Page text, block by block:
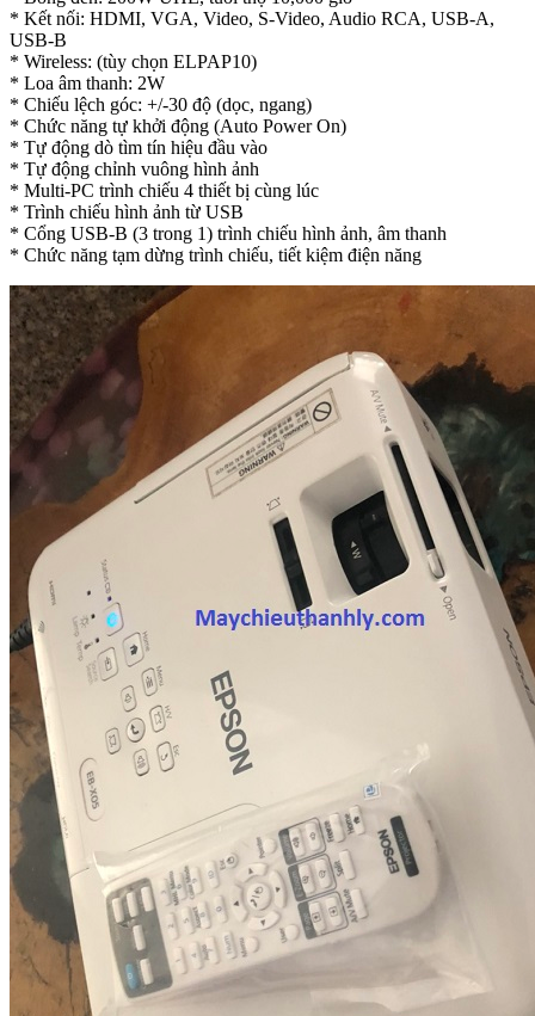
* Kết nối: HDMI, VGA, Video, S-Video, Audio RCA, USB-A,
USB-B
* Wireless: (tùy chọn ELPAP10)
* Loa âm thanh: 2W
* Chiếu lệch góc: +/-30 độ (dọc, ngang)
* Chức năng tự khởi động (Auto Power On)
* Tự động dò tìm tín hiệu đầu vào
* Tự động chỉnh vuông hình ảnh
* Multi-PC trình chiếu 4 thiết bị cùng lúc
* Trình chiếu hình ảnh từ USB
* Cổng USB-B (3 trong 1) trình chiếu hình ảnh, âm thanh
* Chức năng tạm dừng trình chiếu, tiết kiệm điện năng